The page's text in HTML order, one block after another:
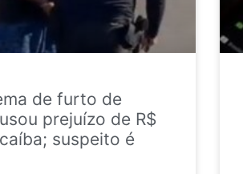
de furto de
prejuízo de R$
suspeito é